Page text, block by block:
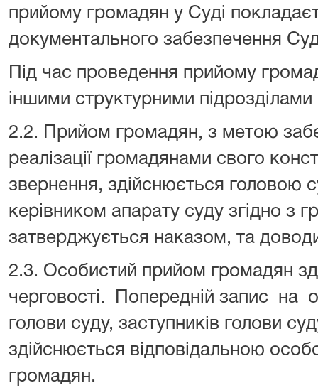
прийому громадян у Суді
документального забезпечення
Під час проведення прийому
іншими структурними підрозділами
2.2. Прийом громадян, з метою
реалізації громадянами свого
звернення, здійснюється головою
керівником апарату суду згідно з
затверджується наказом, та
2.3. Особистий прийом громадян
черговості. Попередній запис на
голови суду, заступників голови
здійснюється відповідальною
громадян.